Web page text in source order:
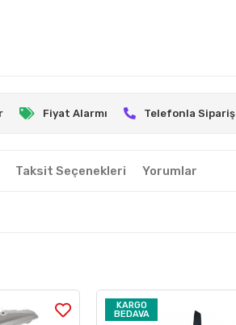
Fiyat Alarmı Telefonla Sipariş
Taksit Seçenekleri Yorumlar
KARGO
BEDAVA